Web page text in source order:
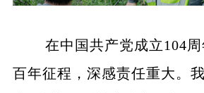
在中国共产党成立104
百年征程，深感责任重大。